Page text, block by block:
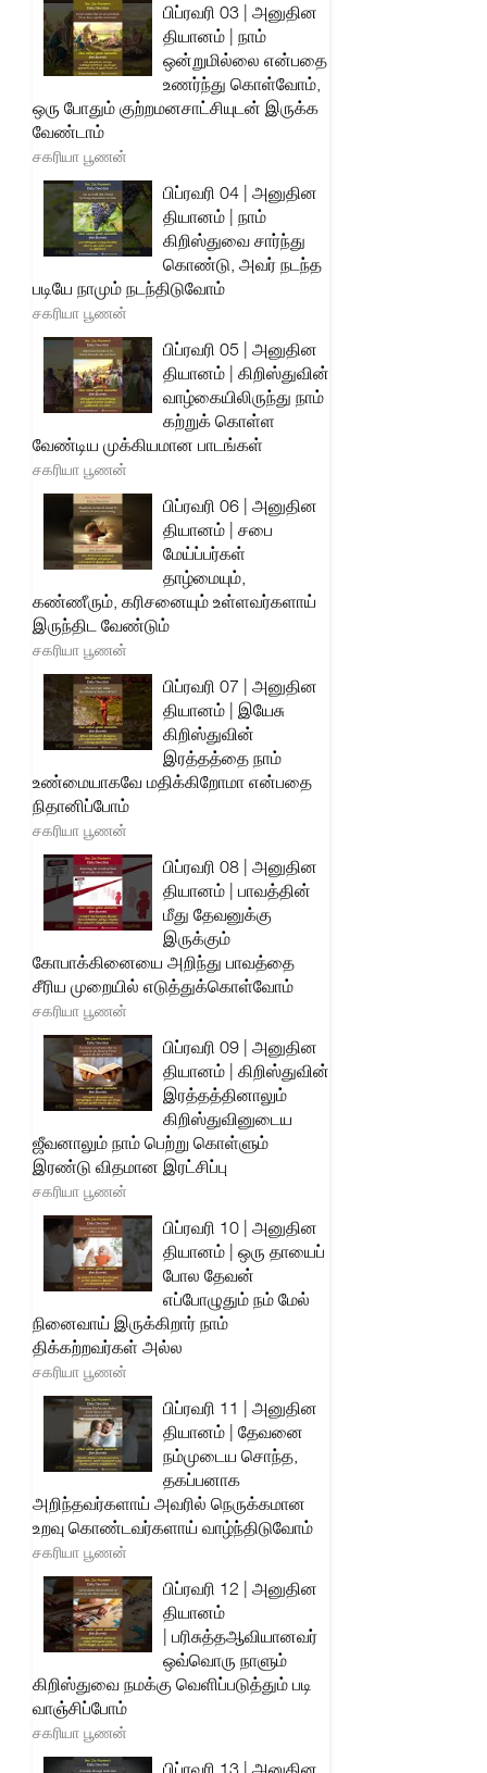
பிப்ரவரி 03 | அனுதின
தியானம் | நாம்
ஒன்றுமில்லை என்பதை
உணர்ந்து கொள்வோம்,
ஒரு போதும் குற்றமனசாட்சியுடன் இருக்க
வேண்டாம்
சகரியா பூணன்
பிப்ரவரி 04 | அனுதின
தியானம் | நாம்
கிறிஸ்துவை சார்ந்து
கொண்டு, அவர் நடந்த
படியே நாமும் நடந்திடுவோம்
சகரியா பூணன்
பிப்ரவரி 05 | அனுதின
தியானம் | கிறிஸ்துவின்
வாழ்கையிலிருந்து நாம்
கற்றுக் கொள்ள
வேண்டிய முக்கியமான பாடங்கள்
சகரியா பூணன்
பிப்ரவரி 06 | அனுதின
தியானம் | சபை
மேய்ப்பர்கள்
தாழ்மையும்,
கண்ணீரும், கரிசனையும் உள்ளவர்களாய்
இருந்திட வேண்டும்
சகரியா பூணன்
பிப்ரவரி 07 | அனுதின
தியானம் | இயேசு
கிறிஸ்துவின்
இரத்தத்தை நாம்
உண்மையாகவே மதிக்கிறோமா என்பதை
நிதானிப்போம்
சகரியா பூணன்
பிப்ரவரி 08 | அனுதின
தியானம் | பாவத்தின்
மீது தேவனுக்கு
இருக்கும்
கோபாக்கினையை அறிந்து பாவத்தை
சீரிய முறையில் எடுத்துக்கொள்வோம்
சகரியா பூணன்
பிப்ரவரி 09 | அனுதின
தியானம் | கிறிஸ்துவின்
இரத்தத்தினாலும்
கிறிஸ்துவினுடைய
ஜீவனாலும் நாம் பெற்று கொள்ளும்
இரண்டு விதமான இரட்சிப்பு
சகரியா பூணன்
பிப்ரவரி 10 | அனுதின
தியானம் | ஒரு தாயைப்
போல தேவன்
எப்போழுதும் நம் மேல்
நினைவாய் இருக்கிறார் நாம்
திக்கற்றவர்கள் அல்ல
சகரியா பூணன்
பிப்ரவரி 11 | அனுதின
தியானம் | தேவனை
நம்முடைய சொந்த,
தகப்பனாக
அறிந்தவர்களாய் அவரில் நெருக்கமான
உறவு கொண்டவர்களாய் வாழ்ந்திடுவோம்
சகரியா பூணன்
பிப்ரவரி 12 | அனுதின
தியானம்
| பரிசுத்தஆவியானவர்
ஒவ்வொரு நாளும்
கிறிஸ்துவை நமக்கு வெளிப்படுத்தும் படி
வாஞ்சிப்போம்
சகரியா பூணன்
பிப்ரவரி 13 | அனுதின